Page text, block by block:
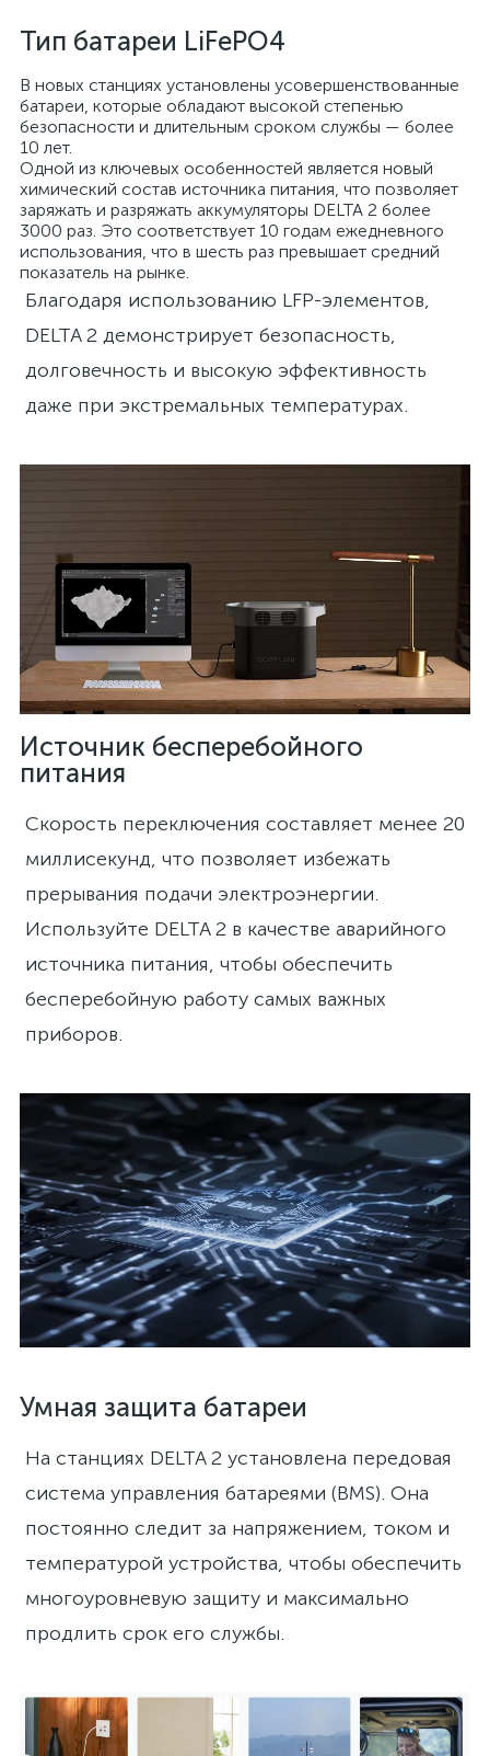
Тип батареи LiFePO4
В новых станциях установлены усовершенствованные
батареи, которые обладают высокой степенью
безопасности и длительным сроком службы — более
10 лет.
Одной из ключевых особенностей является новый
химический состав источника питания, что позволяет
заряжать и разряжать аккумуляторы DELTA 2 более
3000 раз. Это соответствует 10 годам ежедневного
использования, что в шесть раз превышает средний
показатель на рынке.
Благодаря использованию LFP-элементов,
DELTA 2 демонстрирует безопасность,
долговечность и высокую эффективность
даже при экстремальных температурах.
Источник бесперебойного
питания
Скорость переключения составляет менее 20
миллисекунд, что позволяет избежать
прерывания подачи электроэнергии.
Используйте DELTA 2 в качестве аварийного
источника питания, чтобы обеспечить
бесперебойную работу самых важных
приборов.
Умная защита батареи
На станциях DELTA 2 установлена передовая
система управления батареями (BMS). Она
постоянно следит за напряжением, током и
температурой устройства, чтобы обеспечить
многоуровневую защиту и максимально
продлить срок его службы.